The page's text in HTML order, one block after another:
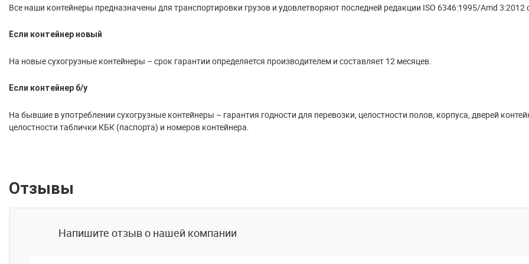
Все наши контейнеры предназначены для транспортировки грузов и удовлетворяют последней редакции ISO 6346:1995/Amd 3:2012
Если контейнер новый
На новые сухогрузные контейнеры – срок гарантии определяется производителем и составляет 12 месяцев.
Если контейнер б/у
На бывшие в употреблении сухогрузные контейнеры – гарантия годности для перевозки, целостности полов, корпуса, дверей
целостности таблички КБК (паспорта) и номеров контейнера.
Отзывы
Напишите отзыв о нашей компании